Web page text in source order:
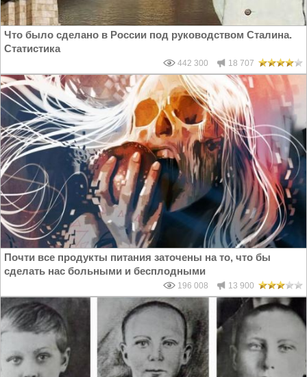
Что было сделано в России под руководством Сталина.
Статистика
442 300 18 707
Почти все продукты питания заточены на то, что бы
сделать нас больными и бесплодными
196 008 13 900